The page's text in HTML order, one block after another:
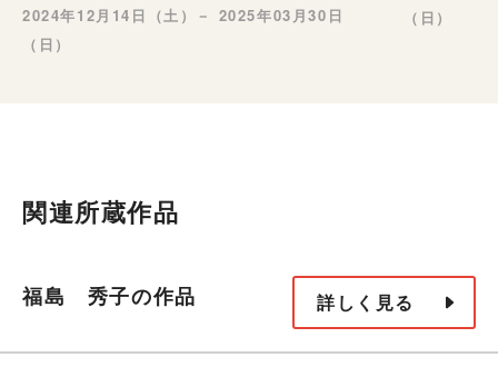
2024年12月14日（土）－ 2025年03月30日
（日）
（日）
関連所蔵作品
福島 秀子の作品 詳しく見る